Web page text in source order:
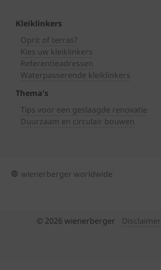
Kleiklinkers
Oprit of terras?
Kies uw kleiklinkers
Referentieadressen
Waterpasserende kleiklinkers
Thema's
Tips voor een geslaagde renovatie
Duurzaam en circulair bouwen
wienerberger worldwide
© 2026 wienerberger Disclaimer